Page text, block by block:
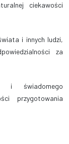
ciekawości
i innych ludzi,
za
i świadomego
przygotowania